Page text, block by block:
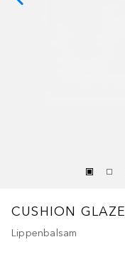
CUSHION GLAZE
Lippenbalsam